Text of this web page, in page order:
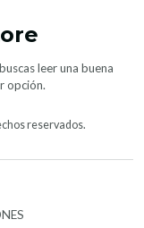
leer una buena
opción.
reservados.